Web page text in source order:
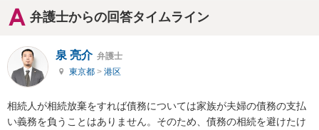
弁護士からの回答タイムライン
泉 亮介 弁護士
東京都 > 港区
相続人が相続放棄をすれば債務については家族が夫婦の債務の支払
い義務を負うことはありません。そのため、債務の相続を避けたけ